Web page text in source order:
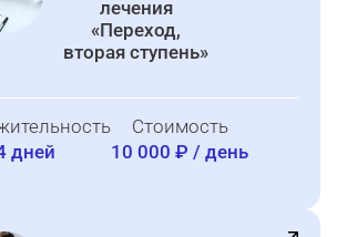
лечения
«Переход,
вторая ступень»
дней
Стоимость
10 000 ₽ / день